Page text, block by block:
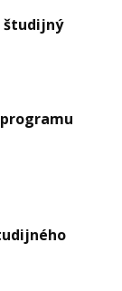
študijný